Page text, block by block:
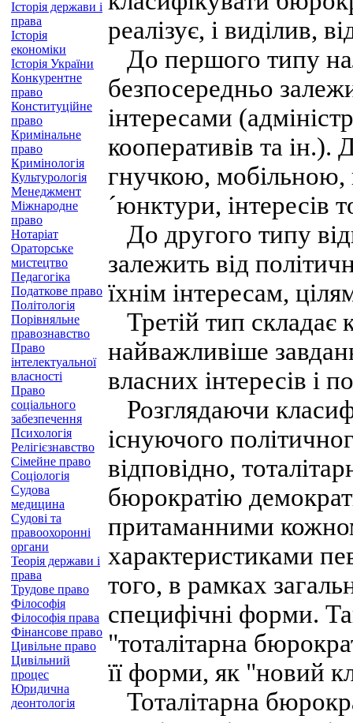
Історія держави і
права
Історія
економіки
Історія України
Конкурентне
право
Конституційне
право
Кримінальне
право
Кримінологія
Культурологія
Менеджмент
Міжнародне
право
Нотаріат
Ораторське
мистецтво
Педагогіка
Податкове право
Політологія
Порівняльне
правознавство
Право
інтелектуальної
власності
Право
соціального
забезпечення
Психологія
Релігієзнавство
Сімейне право
Соціологія
Судова
медицина
Судові та
правоохоронні
органи
Теорія держави і
права
Трудове право
Філософія
Філософія права
Фінансове право
Цивільне право
Цивільний
процес
Юридична
деонтологія
реалізує, і виділив,
До першого типу
безпосередньо
інтересами
кооперативів та ін.).
гнучкою, мобільною,
´юнктури, інтересів
До другого типу
залежить від
їхнім інтересам,
Третій тип складає
найважливіше
власних інтересів і
Розглядаючи
існуючого
відповідно,
бюрократію
притаманними
характеристиками
того, в рамках
специфічні форми.
"тоталітарна
її форми, як "новий
Тоталітарна